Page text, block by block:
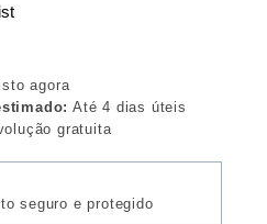
agora
Até 4 dias úteis
gratuita
seguro e protegido